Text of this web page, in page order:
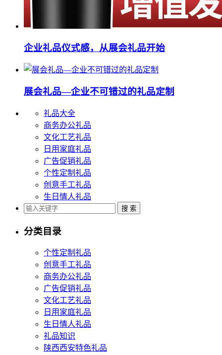
企业礼品仪式感，从展会礼品开始
展会礼品—企业不可错过的礼品定制
礼品大全
商务办公礼品
文化工艺礼品
日用家庭礼品
广告促销礼品
个性定制礼品
创意手工礼品
生日情人礼品
分类目录
个性定制礼品
创意手工礼品
商务办公礼品
广告促销礼品
文化工艺礼品
日用家庭礼品
生日情人礼品
礼品知识
陕西西安特色礼品